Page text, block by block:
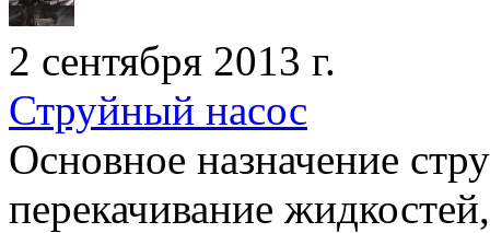
2 сентября 2013 г.
Струйный насос
Основное назначение
перекачивание